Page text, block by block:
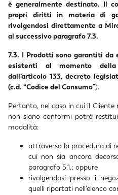
è generalmente destinato. Il
propri diritti in materia di
rivolgendosi direttamente a
al successivo paragrafo 7.3.
7.3. I Prodotti sono garantiti
esistenti al momento
dall’articolo 133, decreto
(c.d. “Codice del Consumo”).
Pertanto, nel caso in cui il
non siano conformi potrà
modalità:
attraverso la procedura di
cui non sia ancora
paragrafo 5.1.; oppure
rivolgendosi presso i
quelli riportati nell’elenco